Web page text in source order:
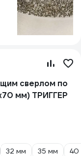
сверлом по
мм) ТРИГГЕР
32 мм 35 мм 40